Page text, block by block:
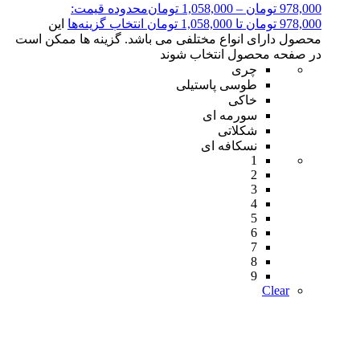
978,000 تومان –
1,058,000 تومانمحدوده قیمت:
978,000 تومان تا 1,058,000 تومان
انتخاب گزینه‌ها این
محصول دارای انواع مختلفی می باشد. گزینه ها ممکن است
در صفحه محصول انتخاب شوند
چری
طوسی پاستیلی
خاکی
سورمه ای
شکلاتی
نسکافه ای
1
2
3
4
5
6
7
8
9
Clear